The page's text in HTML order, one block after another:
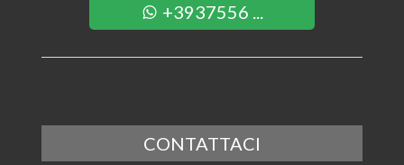
+3937556 ...
CONTATTACI